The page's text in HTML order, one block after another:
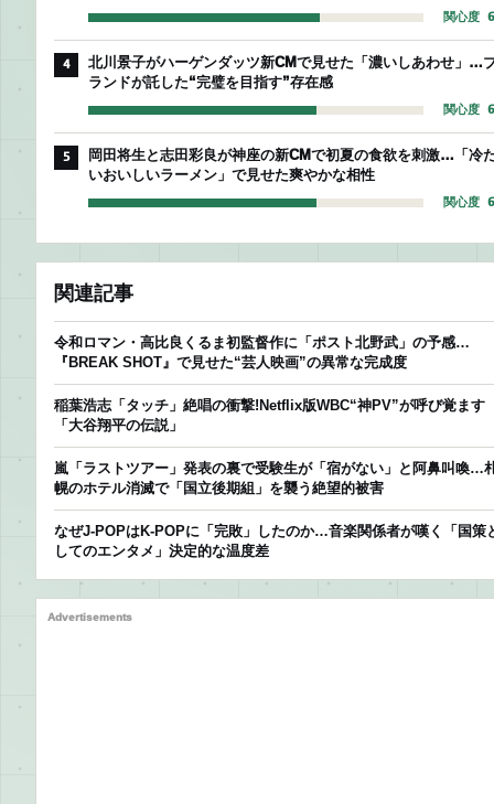
関心度
4
北川景子がハーゲンダッツ新CMで見せた「濃いしあわせ」…
ランドが託した“完璧を目指す”存在感
関心度
5
岡田将生と志田彩良が神座の新CMで初夏の食欲を刺激…「冷
いおいしいラーメン」で見せた爽やかな相性
関心度
関連記事
令和ロマン・高比良くるま初監督作に「ポスト北野武」の予感…
『BREAK SHOT』で見せた“芸人映画”の異常な完成度
稲葉浩志「タッチ」絶唱の衝撃!Netflix版WBC“神PV”が呼び覚ます
「大谷翔平の伝説」
嵐「ラストツアー」発表の裏で受験生が「宿がない」と阿鼻叫喚…
幌のホテル消滅で「国立後期組」を襲う絶望的被害
なぜJ-POPはK-POPに「完敗」したのか…音楽関係者が嘆く「国策
してのエンタメ」決定的な温度差
Advertisements